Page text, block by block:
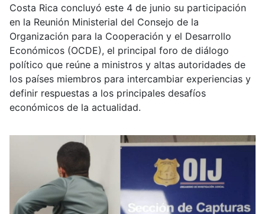
Costa Rica concluyó este 4 de junio su participación
en la Reunión Ministerial del Consejo de la
Organización para la Cooperación y el Desarrollo
Económicos (OCDE), el principal foro de diálogo
político que reúne a ministros y altas autoridades de
los países miembros para intercambiar experiencias y
definir respuestas a los principales desafíos
económicos de la actualidad.